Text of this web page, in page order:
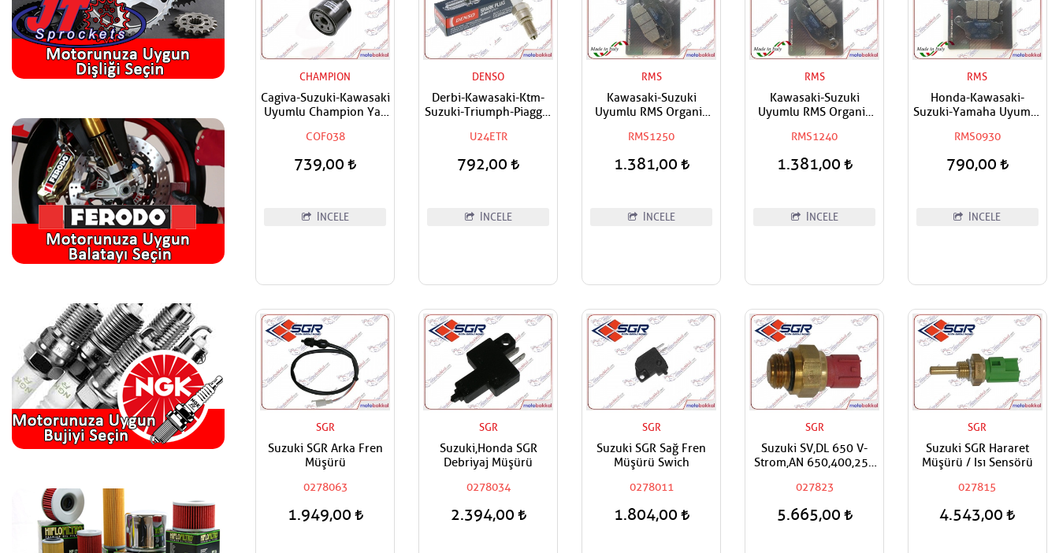
CHAMPION
Cagiva-Suzuki-Kawasaki
Uyumlu Champion Yağ
COF038
739,00
İNCELE
DENSO
Derbi-Kawasaki-Ktm-
Suzuki-Triumph-Piaggio
U24ETR
792,00
İNCELE
RMS
Kawasaki-Suzuki
Uyumlu RMS Organik
Balatası
RMS1250
1.381,00
İNCELE
RMS
Kawasaki-Suzuki
Uyumlu RMS Organik
RMS1240
1.381,00
İNCELE
RMS
Honda-Kawasaki-
Suzuki-Yamaha Uyumlu
Balatası
RMS0930
790,00
İNCELE
SGR
Suzuki SGR Arka Fren
Müşürü
0278063
1.949,00
SGR
Suzuki,Honda SGR
Debriyaj Müşürü
0278034
2.394,00
SGR
Suzuki SGR Sağ Fren
Müşürü Swich
0278011
1.804,00
SGR
Suzuki SV,DL 650 V-
Strom,AN 650,400,250
Müşürü
027823
5.665,00
SGR
Suzuki SGR Hararet
Müşürü / Isı Sensörü
027815
4.543,00